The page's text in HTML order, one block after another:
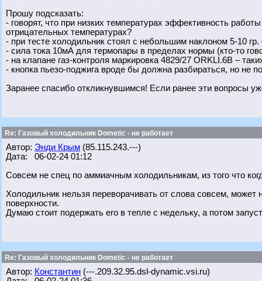
Прошу подсказать:
- говорят, что при низких температурах эффективность
отрицательных температурах?
- при тесте холодильник стоял с небольшим наклоном 5-10 гр.
- сила тока 10мА для термопары в пределах нормы (кто-то
- на клапане газ-контроля маркировка 4829/27 ORKLI.6B –
- кнопка пьезо-поджига вроде бы должна разбираться, но не
Заранее спасибо откликнувшимся! Если ранее эти вопросы
Re: Газовый холодильник Dometic - не работает
Автор: Энди Крым (85.115.243.---)
Дата: 06-02-24 01:12
Совсем не спец по аммиачным холодильникам, из того что
Холодильник нельзя переворачивать от слова совсем, может
поверхности.
Думаю стоит подержать его в тепле с недельку, а потом
Re: Газовый холодильник Dometic - не работает
Автор: Константин (---.209.32.95.dsl-dynamic.vsi.ru)